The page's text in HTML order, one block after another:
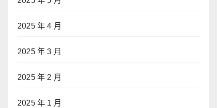
2025 年 4 月
2025 年 3 月
2025 年 2 月
2025 年 1 月